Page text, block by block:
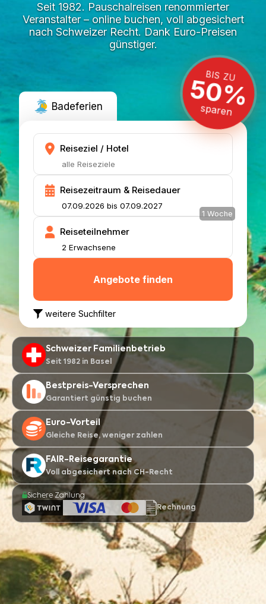
BIS ZU
50%
sparen
Seit 1982. Pauschalreisen renommierter
Veranstalter – online buchen, voll abgesichert
nach Schweizer Recht. Dank Euro-Preisen
günstiger.
Schweizer Familienbetrieb
Seit 1982 in Basel
Bestpreis-Versprechen
Garantiert günstig buchen
Euro-Vorteil
Gleiche Reise, weniger zahlen
FAIR-Reisegarantie
Voll abgesichert nach CH-Recht
Sichere Zahlung
Rechnung